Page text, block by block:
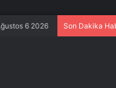
6 2026 Son Dakika